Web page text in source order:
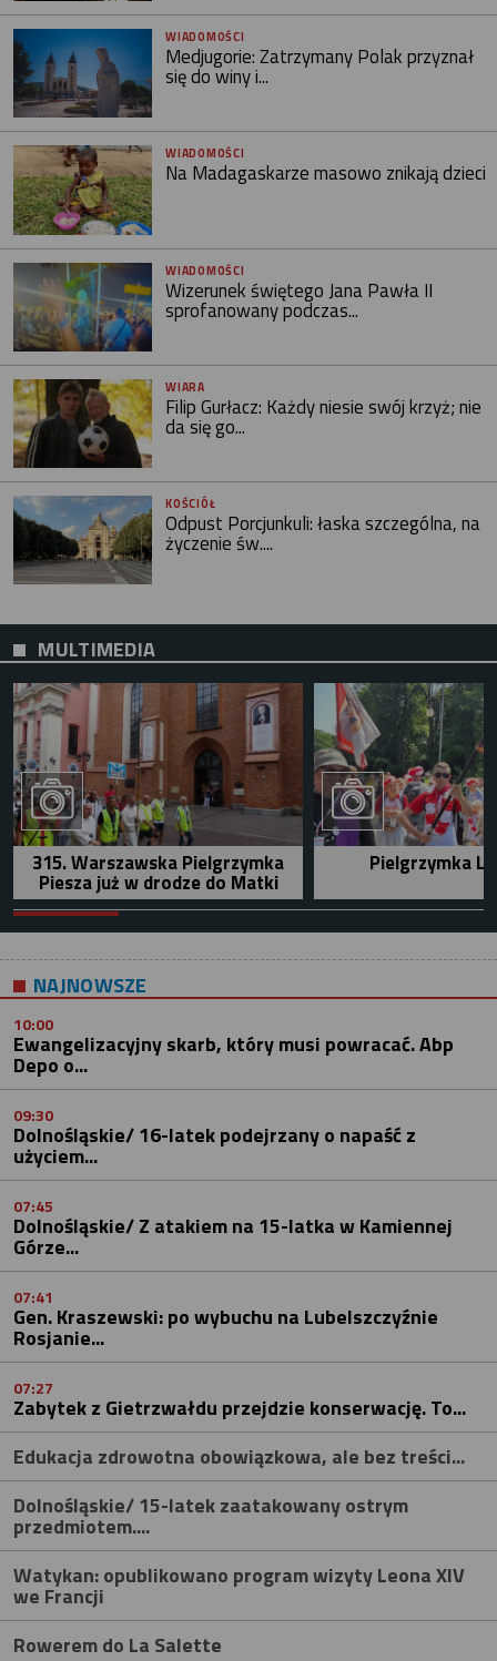
WIADOMOŚCI
Medjugorie: Zatrzymany Polak przyznał
się do winy i...
WIADOMOŚCI
Na Madagaskarze masowo znikają dzieci
WIADOMOŚCI
Wizerunek świętego Jana Pawła II
sprofanowany podczas...
WIARA
Filip Gurłacz: Każdy niesie swój krzyż; nie
da się go...
KOŚCIÓŁ
Odpust Porcjunkuli: łaska szczególna, na
życzenie św....
MULTIMEDIA
315. Warszawska Pielgrzymka
Piesza już w drodze do Matki
Pielgrzymka
NAJNOWSZE
10:00
Ewangelizacyjny skarb, który musi powracać. Abp
Depo o...
09:30
Dolnośląskie/ 16-latek podejrzany o napaść z
użyciem...
07:45
Dolnośląskie/ Z atakiem na 15-latka w Kamiennej
Górze...
07:41
Gen. Kraszewski: po wybuchu na Lubelszczyźnie
Rosjanie...
07:27
Zabytek z Gietrzwałdu przejdzie konserwację. To...
Edukacja zdrowotna obowiązkowa, ale bez treści...
Dolnośląskie/ 15-latek zaatakowany ostrym
przedmiotem....
Watykan: opublikowano program wizyty Leona XIV
we Francji
Rowerem do La Salette